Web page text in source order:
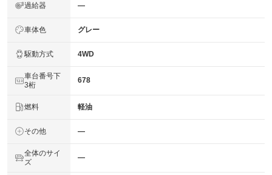
過給器 ―
車体色 グレー
駆動方式 4WD
車台番号下
3桁
678
燃料 軽油
その他 ―
全体のサイ
ズ
―